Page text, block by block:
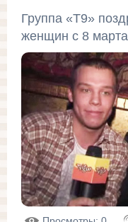
Группа «Т9»
женщин с 8 марта